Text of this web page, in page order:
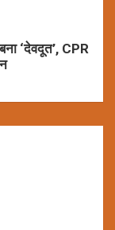
‘देवदूत’, CPR